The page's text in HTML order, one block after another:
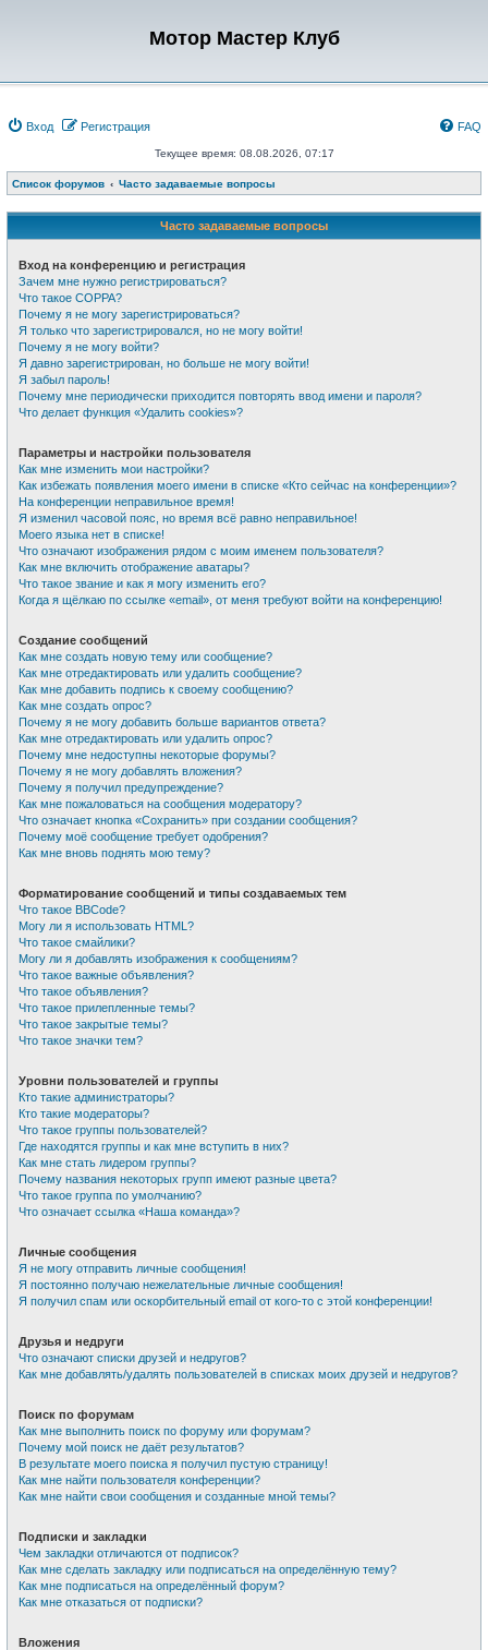
Мотор Мастер Клуб
Вход Регистрация FAQ
Текущее время: 08.08.2026, 07:17
Список форумов Часто задаваемые вопросы
Часто задаваемые вопросы
Вход на конференцию и регистрация
Зачем мне нужно регистрироваться?
Что такое COPPA?
Почему я не могу зарегистрироваться?
Я только что зарегистрировался, но не могу войти!
Почему я не могу войти?
Я давно зарегистрирован, но больше не могу войти!
Я забыл пароль!
Почему мне периодически приходится повторять ввод имени и пароля?
Что делает функция «Удалить cookies»?
Параметры и настройки пользователя
Как мне изменить мои настройки?
Как избежать появления моего имени в списке «Кто сейчас на конференции»?
На конференции неправильное время!
Я изменил часовой пояс, но время всё равно неправильное!
Моего языка нет в списке!
Что означают изображения рядом с моим именем пользователя?
Как мне включить отображение аватары?
Что такое звание и как я могу изменить его?
Когда я щёлкаю по ссылке «email», от меня требуют войти на конференцию!
Создание сообщений
Как мне создать новую тему или сообщение?
Как мне отредактировать или удалить сообщение?
Как мне добавить подпись к своему сообщению?
Как мне создать опрос?
Почему я не могу добавить больше вариантов ответа?
Как мне отредактировать или удалить опрос?
Почему мне недоступны некоторые форумы?
Почему я не могу добавлять вложения?
Почему я получил предупреждение?
Как мне пожаловаться на сообщения модератору?
Что означает кнопка «Сохранить» при создании сообщения?
Почему моё сообщение требует одобрения?
Как мне вновь поднять мою тему?
Форматирование сообщений и типы создаваемых тем
Что такое BBCode?
Могу ли я использовать HTML?
Что такое смайлики?
Могу ли я добавлять изображения к сообщениям?
Что такое важные объявления?
Что такое объявления?
Что такое прилепленные темы?
Что такое закрытые темы?
Что такое значки тем?
Уровни пользователей и группы
Кто такие администраторы?
Кто такие модераторы?
Что такое группы пользователей?
Где находятся группы и как мне вступить в них?
Как мне стать лидером группы?
Почему названия некоторых групп имеют разные цвета?
Что такое группа по умолчанию?
Что означает ссылка «Наша команда»?
Личные сообщения
Я не могу отправить личные сообщения!
Я постоянно получаю нежелательные личные сообщения!
Я получил спам или оскорбительный email от кого-то с этой конференции!
Друзья и недруги
Что означают списки друзей и недругов?
Как мне добавлять/удалять пользователей в списках моих друзей и недругов?
Поиск по форумам
Как мне выполнить поиск по форуму или форумам?
Почему мой поиск не даёт результатов?
В результате моего поиска я получил пустую страницу!
Как мне найти пользователя конференции?
Как мне найти свои сообщения и созданные мной темы?
Подписки и закладки
Чем закладки отличаются от подписок?
Как мне сделать закладку или подписаться на определённую тему?
Как мне подписаться на определённый форум?
Как мне отказаться от подписки?
Вложения